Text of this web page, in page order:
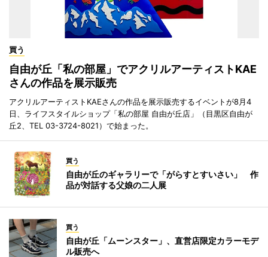
買う
自由が丘「私の部屋」でアクリルアーティストKAE
さんの作品を展示販売
アクリルアーティストKAEさんの作品を展示販売するイベントが8月4
日、ライフスタイルショップ「私の部屋 自由が丘店」（目黒区自由が
丘2、TEL 03-3724-8021）で始まった。
買う
自由が丘のギャラリーで「がらすとすいさい」 作
品が対話する父娘の二人展
買う
自由が丘「ムーンスター」、直営店限定カラーモデ
ル販売へ